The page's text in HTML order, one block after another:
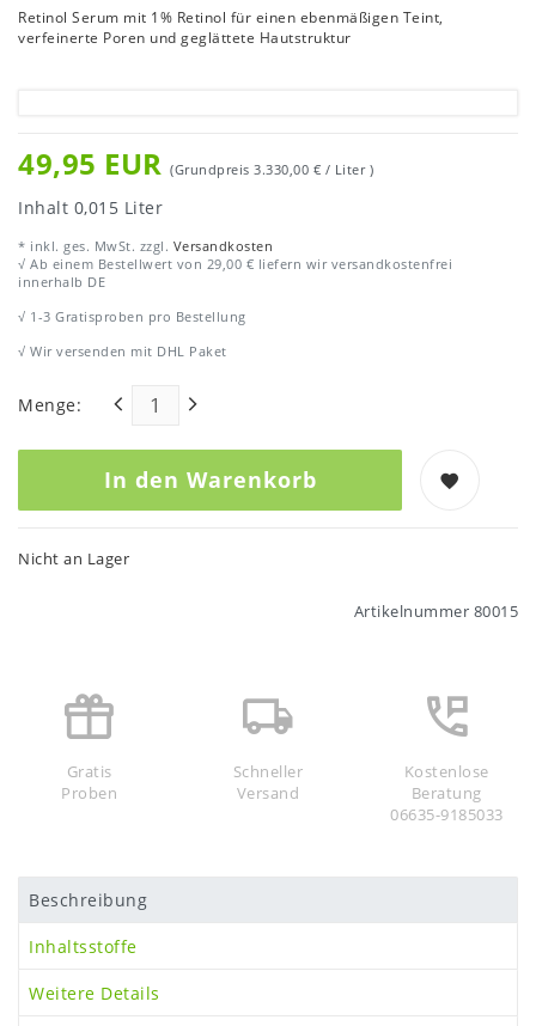
Retinol Serum mit 1% Retinol für einen ebenmäßigen Teint,
verfeinerte Poren und geglättete Hautstruktur
49,95 EUR (Grundpreis 3.330,00 € / Liter )
Inhalt 0,015 Liter
* inkl. ges. MwSt. zzgl. Versandkosten
√ Ab einem Bestellwert von 29,00 € liefern wir versandkostenfrei
innerhalb DE
√ 1-3 Gratisproben pro Bestellung
√ Wir versenden mit DHL Paket
Menge:
In den Warenkorb
Nicht an Lager
Artikelnummer 80015
Gratis
Proben
Schneller
Versand
Kostenlose
Beratung
06635-9185033
Beschreibung
Inhaltsstoffe
Weitere Details